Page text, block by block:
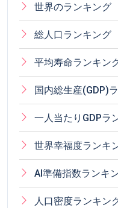
世界のランキング
総人口ランキング
平均寿命ランキン
国内総生産(GDP)
一人当たりGDPラ
世界幸福度ランキ
AI準備指数ランキ
人口密度ランキン